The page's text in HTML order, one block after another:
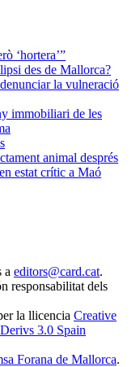
‘hortera’”
des de Mallorca?
la vulneració
immobiliari de les
animal després
estat crític a Maó
a editors@card.cat.
responsabilitat dels
la llicencia Creative
3.0 Spain
Forana de Mallorca.